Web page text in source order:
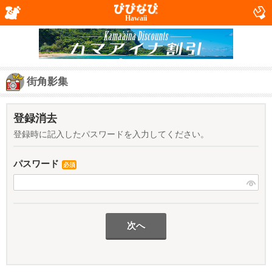
Hawaii
街角影集
登録消去
登録時に記入したパスワードを入力してください。
パスワード 必須